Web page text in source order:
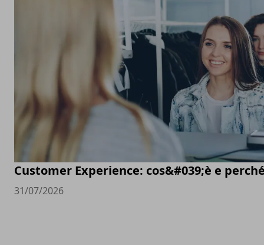
Customer Experience: cos&#039;è e
31/07/2026